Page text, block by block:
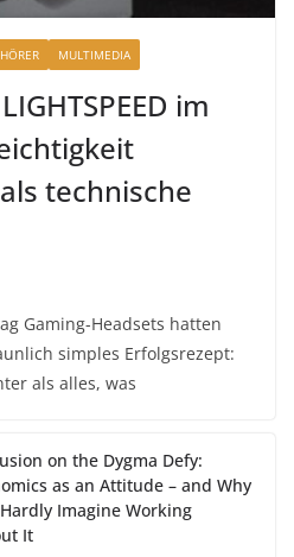
MULTIMEDIA
im
technische
Gaming-Headsets hatten
simples Erfolgsrezept:
als alles, was
on the Dygma Defy:
as an Attitude – and Why
Imagine Working
It